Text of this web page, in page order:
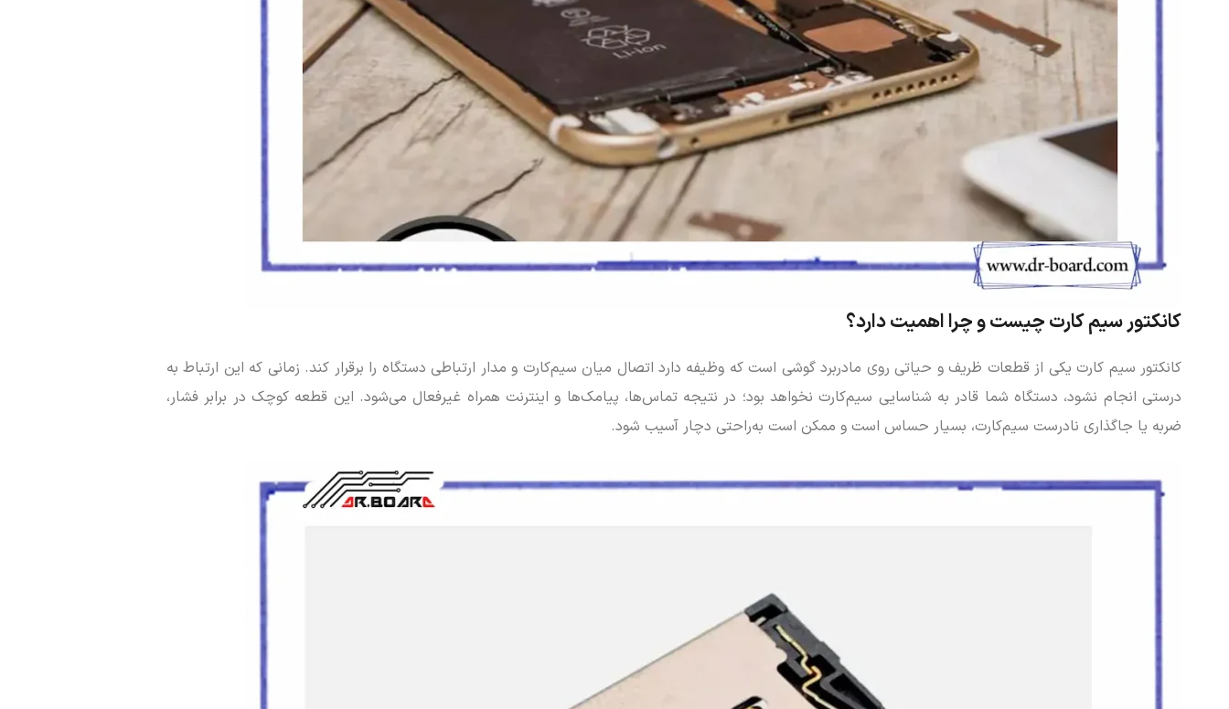
کانکتور سیم کارت چیست و چرا اهمیت دارد؟
کانکتور سیم کارت یکی از قطعات ظریف و حیاتی روی مادربرد گوشی است که وظیفه دارد اتصال میان سیم‌کارت و مدار ارتباطی دستگاه را برقرار کند. زمانی که این ارتباط به
درستی انجام نشود، دستگاه شما قادر به شناسایی سیم‌کارت نخواهد بود؛ در نتیجه تماس‌ها، پیامک‌ها و اینترنت همراه غیرفعال می‌شود. این قطعه کوچک در برابر فشار،
ضربه یا جاگذاری نادرست سیم‌کارت، بسیار حساس است و ممکن است به‌راحتی دچار آسیب شود.